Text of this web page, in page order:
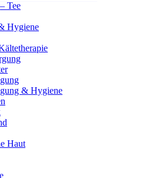
– Tee
Hygiene
& Hygiene
Haut